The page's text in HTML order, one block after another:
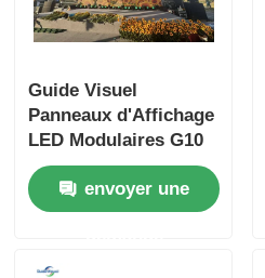
Guide Visuel
Panneaux d'Affichage
LED Modulaires G10
Écran LED
Personnalisé pour
Intérieur et Extérieur
envoyer une